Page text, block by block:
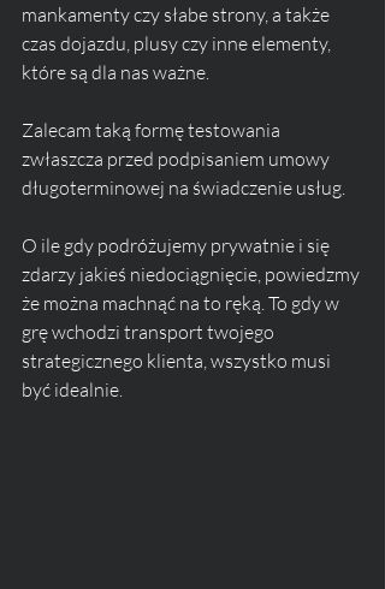
mankamenty czy słabe strony, a także
czas dojazdu, plusy czy inne elementy,
które są dla nas ważne.
Zalecam taką formę testowania
zwłaszcza przed podpisaniem umowy
długoterminowej na świadczenie usług.
O ile gdy podróżujemy prywatnie i się
zdarzy jakieś niedociągnięcie, powiedzmy
że można machnąć na to ręką. To gdy w
grę wchodzi transport twojego
strategicznego klienta, wszystko musi
być idealnie.